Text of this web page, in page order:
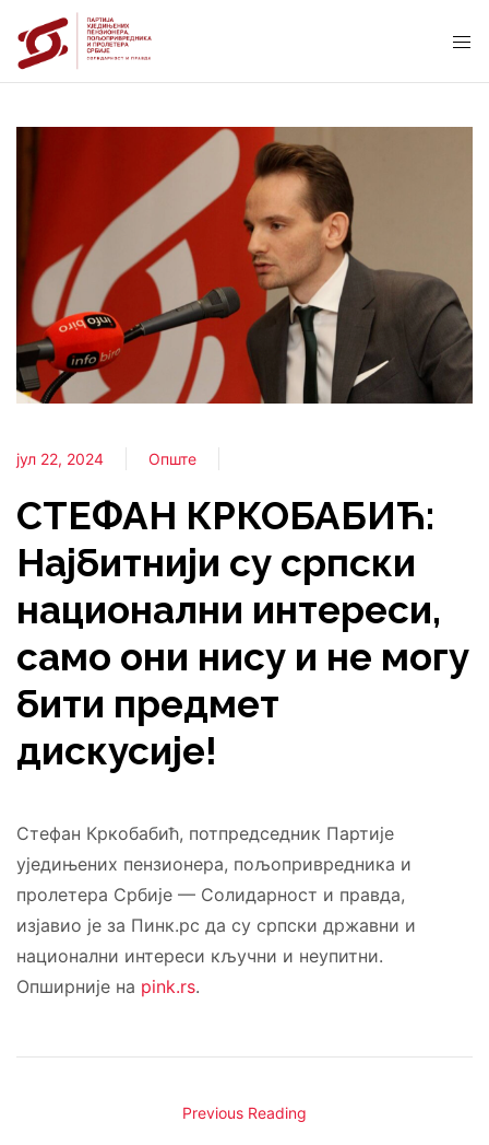
јул 22, 2024 Опште
СТЕФАН КРКОБАБИЋ:
Најбитнији су српски
национални интереси,
само они нису и не могу
бити предмет
дискусије!
Стефан Кркобабић, потпредседник Партије
уједињених пензионера, пољопривредника и
пролетера Србије — Солидарност и правда,
изјавио је за Пинк.рс да су српски државни и
национални интереси кључни и неупитни.
Опширније на pink.rs.
Previous Reading